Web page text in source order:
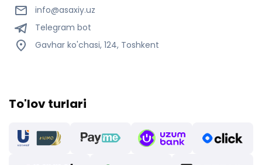
info@asaxiy.uz
Telegram bot
Gavhar ko'chasi, 124, Toshkent
To'lov turlari